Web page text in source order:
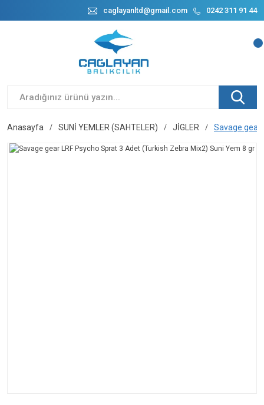
caglayanltd@gmail.com 0242 311 91 44
Anasayfa SUNİ YEMLER (SAHTELER) JİGLER Savage gear